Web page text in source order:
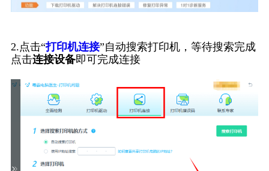
2.点击“打印机连接”自动搜索打印机，等待搜索完成
点击连接设备即可完成连接